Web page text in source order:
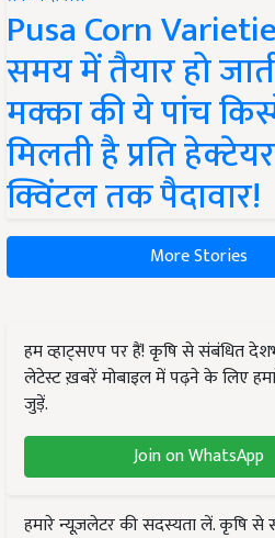
Pusa Corn
समय में तैयार हो
मक्का की ये पांच
मिलती है प्रति
क्विंटल तक पैदावार!
More Stories
हम व्हाट्सएप पर हैं! कृषि से संबंधित
लेटेस्ट ख़बरें मोबाइल में पढ़ने के लिए
जुड़ें.
Join on WhatsApp
हमारे न्यूज़लेटर की सदस्यता लें. कृषि से